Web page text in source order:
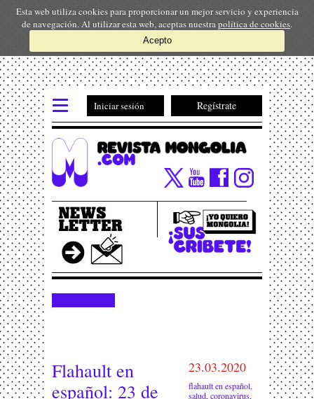
Esta web utiliza cookies para proporcionar un mejor servicio y experiencia
de navegación. Al utilizar esta web, aceptas nuestra política de cookies.
Acepto
Iniciar sesión Regístrate
Flahault en
español: 23 de
23.03.2020
flahault en español,
salud, coronavirus,